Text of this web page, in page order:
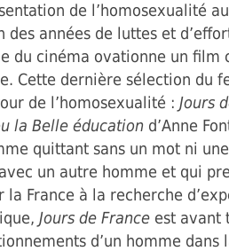
de l’homosexualité
des années de luttes et
du cinéma ovationne un film
Cette dernière sélection du
de l’homosexualité : Jours
la Belle éducation d’Anne
quittant sans un mot ni
un autre homme et qui
la France à la recherche
Jours de France est avant
d’un homme